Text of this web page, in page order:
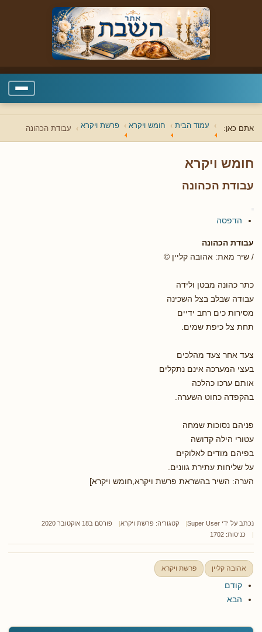
אתם כאן: עמוד הבית חומש ויקרא פרשת ויקרא עבודת הכהונה
חומש ויקרא
עבודת הכהונה
הדפסה
עבודת הכהונה
/ שיר מאת: אהובה קליין ©
כתר כהונה מבטן ולידה
עבודה שבלב בצל השכינה
מסירות כים רחב ידיים
תחת צל כיפת שמים.
צעד אחר צעד מהלכים
בעצי המערכה אינם נתקלים
אותם ערכו כהלכה
בהקפדה כחוט השערה.
פניהם נסוכות שמחה
עטורי הילה קדושה
בפיהם מודים לאלוקים
על שליחות עתירת גוונים.
הערה: השיר בהשראת פרשת ויקרא,חומש ויקרא]
נכתב על ידי Super User קטגוריה: פרשת ויקרא
פורסם ב18 אוקטובר 2020
כניסות: 1702
אהובה קליין פרשת ויקרא
קודם
הבא